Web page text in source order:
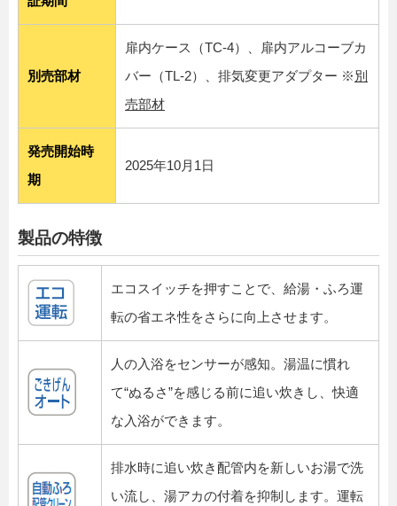
別売部材
扉内ケース（TC-4）、扉内アルコーブカ
バー（TL-2）、排気変更アダプター ※別
売部材
発売開始時
期
2025年10月1日
製品の特徴
エコスイッチを押すことで、給湯・ふろ運
転の省エネ性をさらに向上させます。
人の入浴をセンサーが感知。湯温に慣れ
て“ぬるさ”を感じる前に追い炊きし、快適
な入浴ができます。
排水時に追い炊き配管内を新しいお湯で洗
い流し、湯アカの付着を抑制します。運転